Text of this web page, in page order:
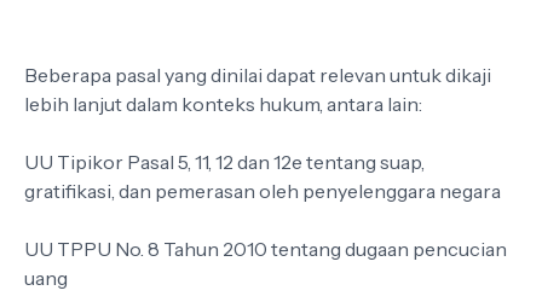
Beberapa pasal yang dinilai dapat relevan untuk dikaji
lebih lanjut dalam konteks hukum, antara lain:
UU Tipikor Pasal 5, 11, 12 dan 12e tentang suap,
gratifikasi, dan pemerasan oleh penyelenggara negara
UU TPPU No. 8 Tahun 2010 tentang dugaan pencucian
uang